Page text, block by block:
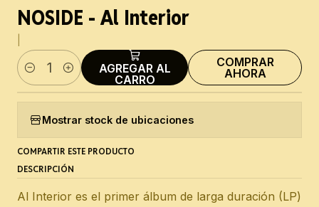
NOSIDE - Al Interior
Cantidad
AGREGAR AL
CARRO
COMPRAR
AHORA
Mostrar stock de ubicaciones
COMPARTIR ESTE PRODUCTO
DESCRIPCIÓN
Al Interior es el primer álbum de larga duración (LP)